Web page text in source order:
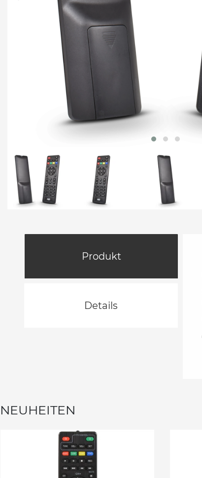
Produkt
Details
NEUHEITEN